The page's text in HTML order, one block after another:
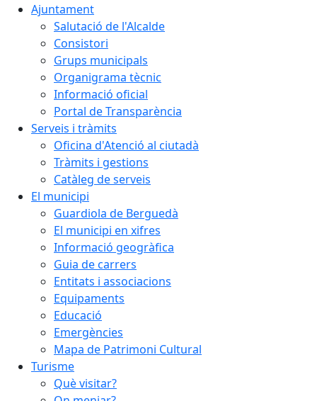
Ajuntament
Salutació de l'Alcalde
Consistori
Grups municipals
Organigrama tècnic
Informació oficial
Portal de Transparència
Serveis i tràmits
Oficina d'Atenció al ciutadà
Tràmits i gestions
Catàleg de serveis
El municipi
Guardiola de Berguedà
El municipi en xifres
Informació geogràfica
Guia de carrers
Entitats i associacions
Equipaments
Educació
Emergències
Mapa de Patrimoni Cultural
Turisme
Què visitar?